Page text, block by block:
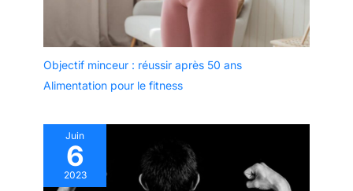
Objectif minceur : réussir après 50 ans
Alimentation pour le fitness
Juin
6
2023